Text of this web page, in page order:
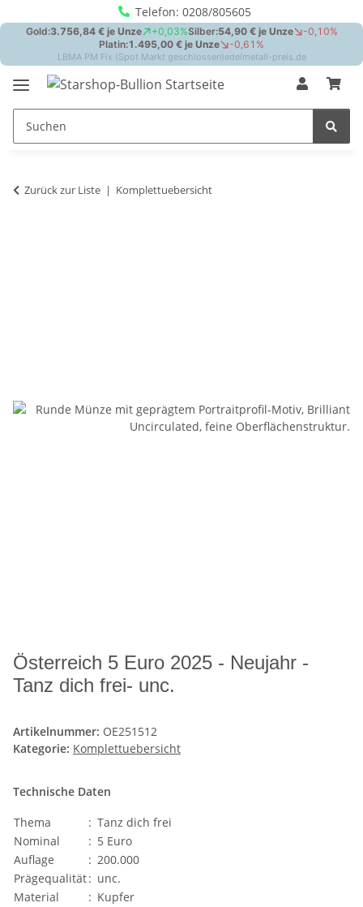
Telefon: 0208/805605
Zurück zur Liste Komplettuebersicht
Österreich 5 Euro 2025 - Neujahr -
Tanz dich frei- unc.
Artikelnummer: OE251512
Kategorie: Komplettuebersicht
Technische Daten
Thema
: Tanz dich frei
Nominal
: 5 Euro
Auflage
: 200.000
Prägequalität: unc.
Material
: Kupfer